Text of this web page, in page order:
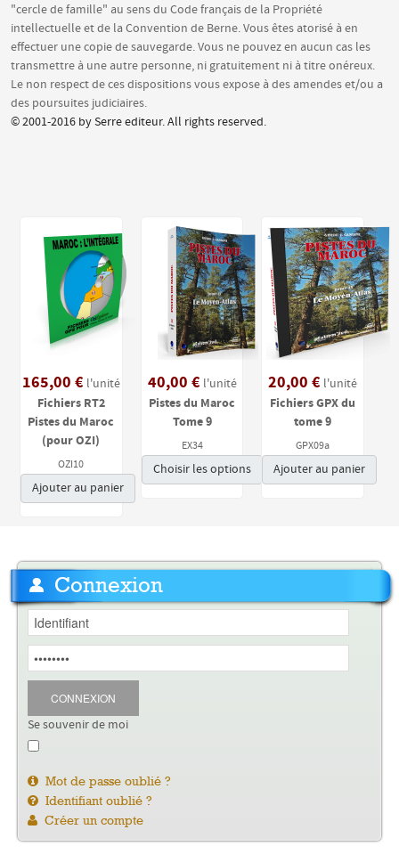
"cercle de famille" au sens du Code français de la Propriété
intellectuelle et de la Convention de Berne. Vous êtes atorisé à en
effectuer une copie de sauvegarde. Vous ne pouvez en aucun cas les
transmettre à une autre personne, ni gratuitement ni à titre onéreux.
Le non respect de ces dispositions vous expose à des amendes et/ou a
des poursuites judiciaires.
© 2001-2016 by Serre editeur. All rights reserved.
165,00 € l'unité
Fichiers RT2
Pistes du Maroc
(pour OZI)
OZI10
Ajouter au panier
40,00 € l'unité
Pistes du Maroc
Tome 9
EX34
Choisir les options
20,00 € l'unité
Fichiers GPX du
tome 9
GPX09a
Ajouter au panier
Connexion
CONNEXION
Se souvenir de moi
Mot de passe oublié ?
Identifiant oublié ?
Créer un compte